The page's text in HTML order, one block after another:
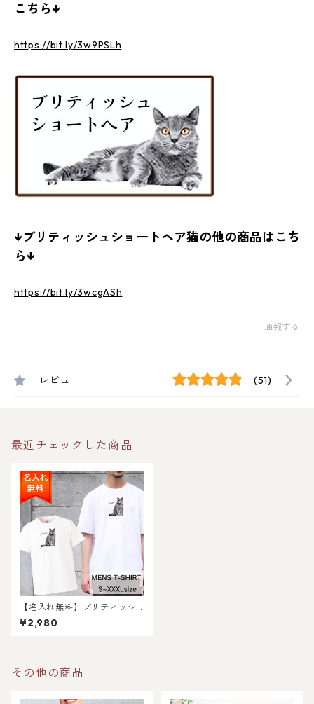
こちら↓
https://bit.ly/3w9PSLh
↓ブリティッシュショートヘア猫の他の商品はこち
ら↓
https://bit.ly/3wcgASh
通報する
レビュー (51)
最近チェックした商品
【名入れ無料】ブリティッシ
ュショートヘア 猫 の メンズ T
シャツ / 猫好きさんへのギフ
¥2,980
その他の商品